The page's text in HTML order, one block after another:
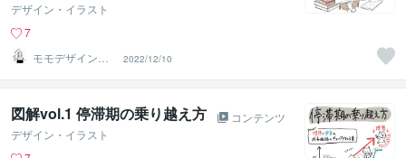
デザイン・イラスト
7
モモデザイン・
心を癒すイラス
トレーター
2022/12/10
図解vol.1 停滞期の乗り越え方
コンテンツ
デザイン・イラスト